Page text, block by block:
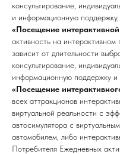
консультирование,
и информационную
«Посещение
активность на интерактивном
зависит от длительности
консультирование,
информационную поддержку и
«Посещение
всех аттракционов
виртуальной реальности с
автосимулятора с
автомобилем, либо
Потребителя Ежедневных